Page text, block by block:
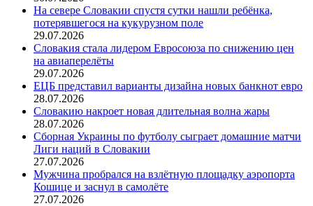
На севере Словакии спустя сутки нашли ребёнка,
потерявшегося на кукурузном поле
29.07.2026
Словакия стала лидером Евросоюза по снижению цен
на авиаперелёты
29.07.2026
ЕЦБ представил варианты дизайна новых банкнот евро
28.07.2026
Словакию накроет новая длительная волна жары
28.07.2026
Сборная Украины по футболу сыграет домашние матчи
Лиги наций в Словакии
27.07.2026
Мужчина пробрался на взлётную площадку аэропорта
Кошице и заснул в самолёте
27.07.2026